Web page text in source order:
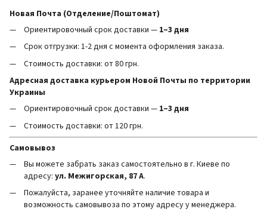
Новая Почта (Отделение/Поштомат)
Ориентировочный срок доставки — 1–3 дня
Срок отгрузки: 1-2 дня с момента оформления заказа.
Стоимость доставки: от 80 грн.
Адресная доставка курьером Новой Почты по территории
Украины
Ориентировочный срок доставки — 1–3 дня
Стоимость доставки: от 120 грн.
Самовывоз
Вы можете забрать заказ самостоятельно в г. Киеве по
адресу: ул. Межигорская, 87 А.
Пожалуйста, заранее уточняйте наличие товара и
возможность самовывоза по этому адресу у менеджера.